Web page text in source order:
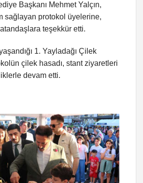
Başkanı Mehmet Yalçın,
sağlayan protokol üyelerine,
teşekkür etti.
1. Yayladağı Çilek
çilek hasadı, stant ziyaretleri
devam etti.